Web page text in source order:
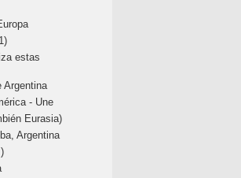
estas
Argentina
- Une
Eurasia)
Argentina